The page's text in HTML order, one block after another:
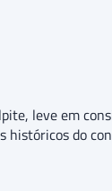
leve em
históricos do